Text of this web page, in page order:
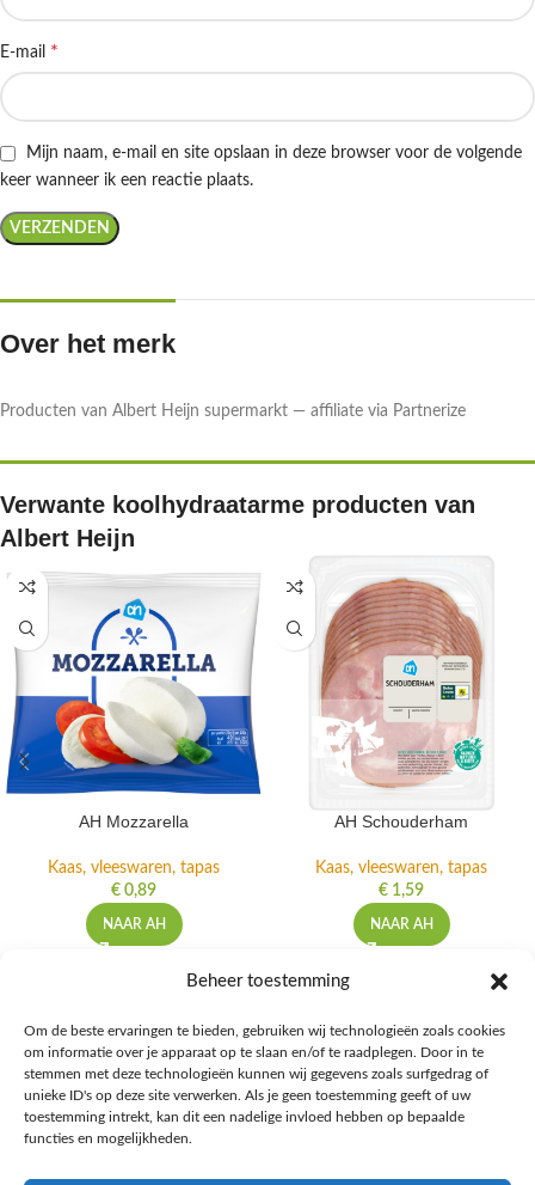
Beheer toestemming
Om de beste ervaringen te bieden, gebruiken wij technologieën zoals cookies
om informatie over je apparaat op te slaan en/of te raadplegen. Door in te
stemmen met deze technologieën kunnen wij gegevens zoals surfgedrag of
unieke ID's op deze site verwerken. Als je geen toestemming geeft of uw
toestemming intrekt, kan dit een nadelige invloed hebben op bepaalde
functies en mogelijkheden.
E-mail *
Mijn naam, e-mail en site opslaan in deze browser voor de volgende
keer wanneer ik een reactie plaats.
Over het merk
Producten van Albert Heijn supermarkt — affiliate via Partnerize
Verwante koolhydraatarme producten van
Albert Heijn
AH Mozzarella
Kaas, vleeswaren, tapas
€ 0,89
NAAR AH
AH Schouderham
Kaas, vleeswaren, tapas
€ 1,59
NAAR AH
Ontdek de beste keto-vriendelijke keuzes van Albert Heijn, verrijk je
kennis met onze diepgaande blogs over het keto-dieet, en deel jouw
favoriete keto recepten in onze bruisende online gemeenschap!